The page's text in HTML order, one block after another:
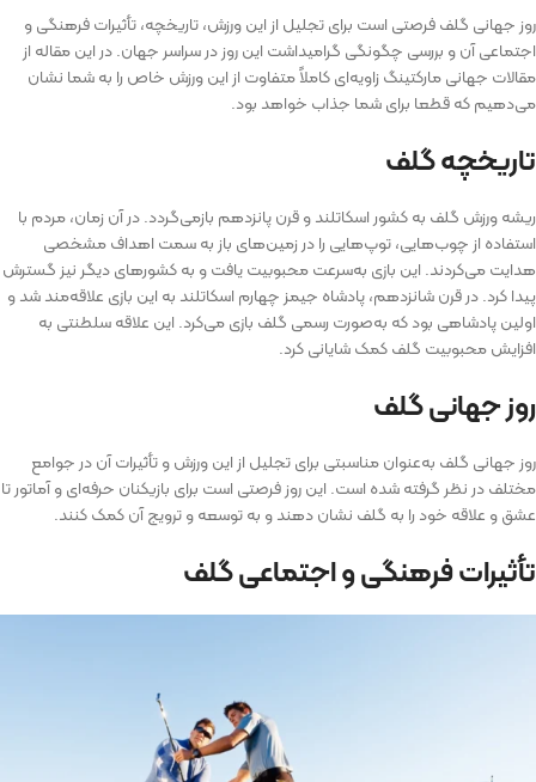
روز جهانی گلف فرصتی است برای تجلیل از این ورزش، تاریخچه، تأثیرات فرهنگی و
اجتماعی آن و بررسی چگونگی گرامیداشت این روز در سراسر جهان. در این مقاله از
مقالات جهانی مارکتینگ زاویه‌ای کاملاً متفاوت از این ورزش خاص را به شما نشان
می‌دهیم که قطعا برای شما جذاب خواهد بود.
تاریخچه گلف
ریشه ورزش گلف به کشور اسکاتلند و قرن پانزدهم بازمی‌گردد. در آن زمان، مردم با
استفاده از چوب‌هایی، توپ‌هایی را در زمین‌های باز به سمت اهداف مشخصی
هدایت می‌کردند. این بازی به‌سرعت محبوبیت یافت و به کشورهای دیگر نیز گسترش
پیدا کرد. در قرن شانزدهم، پادشاه جیمز چهارم اسکاتلند به این بازی علاقه‌مند شد و
اولین پادشاهی بود که به‌صورت رسمی گلف بازی می‌کرد. این علاقه سلطنتی به
افزایش محبوبیت گلف کمک شایانی کرد.
روز جهانی گلف
روز جهانی گلف به‌عنوان مناسبتی برای تجلیل از این ورزش و تأثیرات آن در جوامع
مختلف در نظر گرفته شده است. این روز فرصتی است برای بازیکنان حرفه‌ای و آماتور تا
عشق و علاقه خود را به گلف نشان دهند و به توسعه و ترویج آن کمک کنند.
تأثیرات فرهنگی و اجتماعی گلف